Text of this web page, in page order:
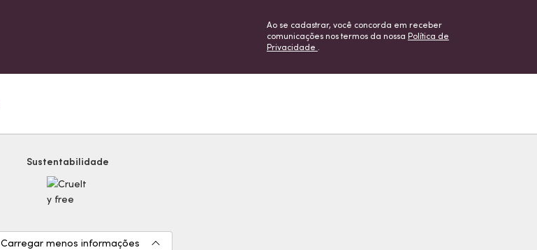
Ao se cadastrar, você concorda em receber
comunicações nos termos da nossa Política de
Privacidade .
Sustentabilidade
Carregar menos informações